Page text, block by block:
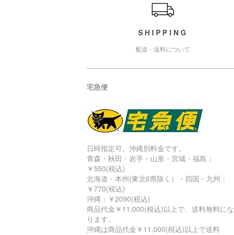
SHIPPING
配送・送料について
宅急便
日時指定可。沖縄別料金です。
青森・秋田・岩手・山形・宮城・福島：
￥550(税込)
北海道・本州(東北6県除く）・四国・九州：
￥770(税込)
沖縄：￥2090(税込)
商品代金￥11,000(税込)以上で、送料無料にな
ります。
沖縄は商品代金￥11,000(税込)以上で送料